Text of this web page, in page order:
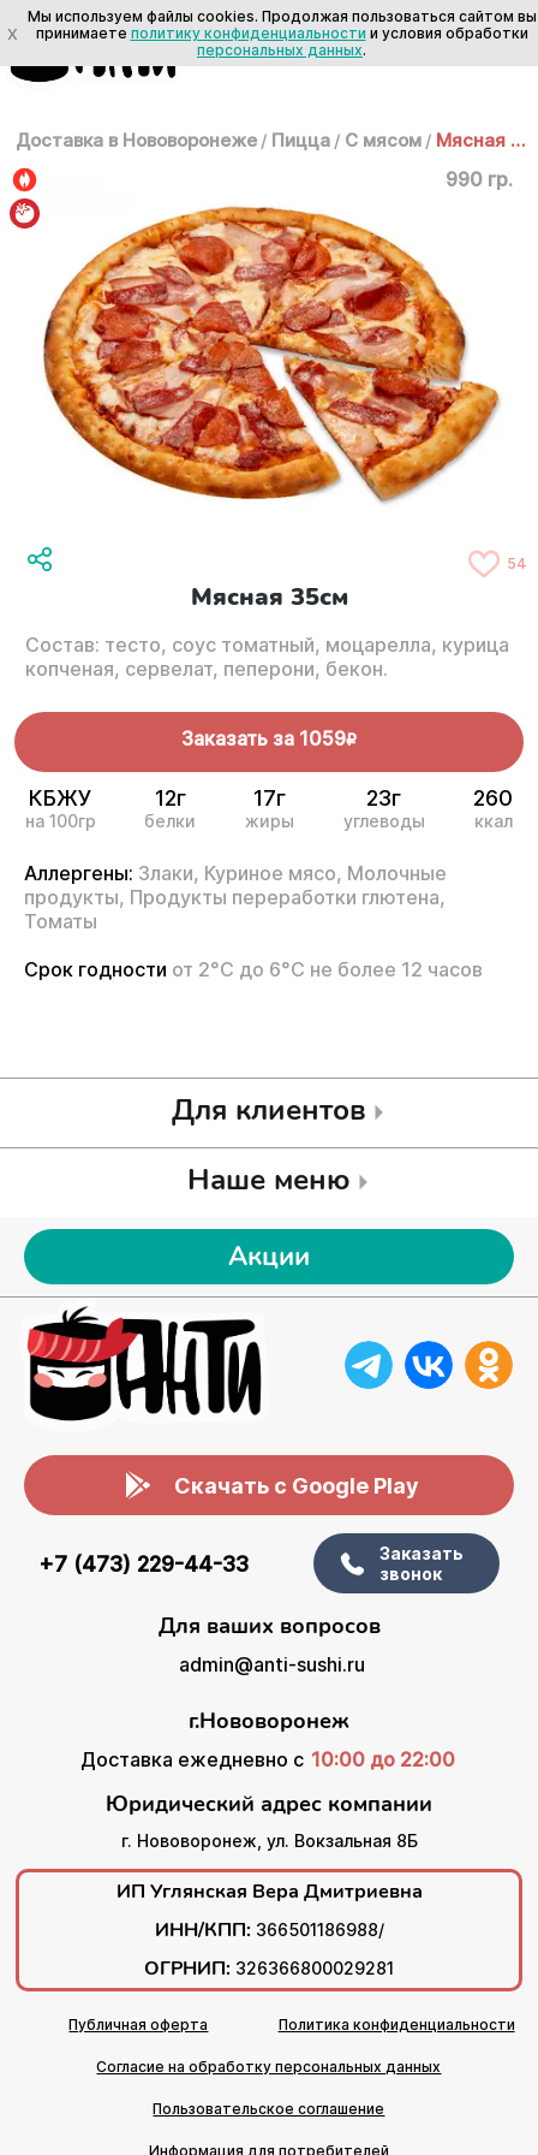
Доставка в Нововоронеже / Пицца / С мясом / Мясная 35см
990 гр.
54
Мясная 35см
Состав: тесто, соус томатный, моцарелла, курица
копченая, сервелат, пеперони, бекон.
Заказать за 1059R
КБЖУ
на 100гр
12г
белки
17г
жиры
23г
углеводы
260
ккал
Аллергены: Злаки, Куриное мясо, Молочные
продукты, Продукты переработки глютена,
Томаты
Срок годности от 2°С до 6°С не более 12 часов
Для клиентов
Наше меню
Акции
Скачать с Google Play
+7 (473) 229-44-33
Заказать
звонок
Для ваших вопросов
admin@anti-sushi.ru
г.Нововоронеж
Доставка ежедневно с 10:00 до 22:00
Юридический адрес компании
г. Нововоронеж, ул. Вокзальная 8Б
ИП Углянская Вера Дмитриевна
ИНН/КПП: 366501186988/
ОГРНИП: 326366800029281
Публичная оферта Политика конфиденциальности
Согласие на обработку персональных данных
Пользовательское соглашение
Информация для потребителей
X
Мы используем файлы cookies. Продолжая пользоваться сайтом вы
принимаете политику конфиденциальности и условия обработки
персональных данных.